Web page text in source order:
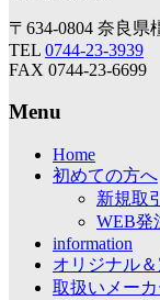
〒634-0804 奈良県
TEL 0744-23-3939
FAX 0744-23-6699
Menu
Home
初めての方へ
新規取
WEB発
information
オリジナル
取扱いメー